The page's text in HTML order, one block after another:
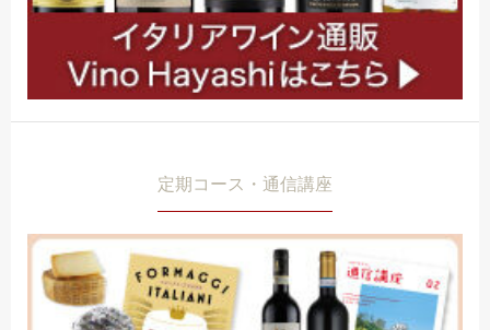
定期コース・通信講座